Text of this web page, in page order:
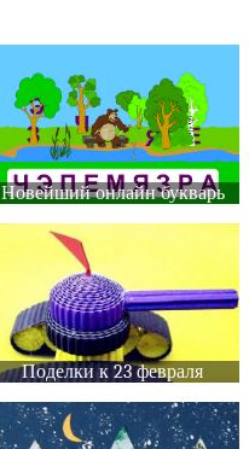
Новейший онлайн букварь
Поделки к 23 февраля